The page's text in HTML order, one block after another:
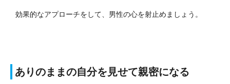
効果的なアプローチをして、男性の心を射止めましょう。
ありのままの自分を見せて親密になる